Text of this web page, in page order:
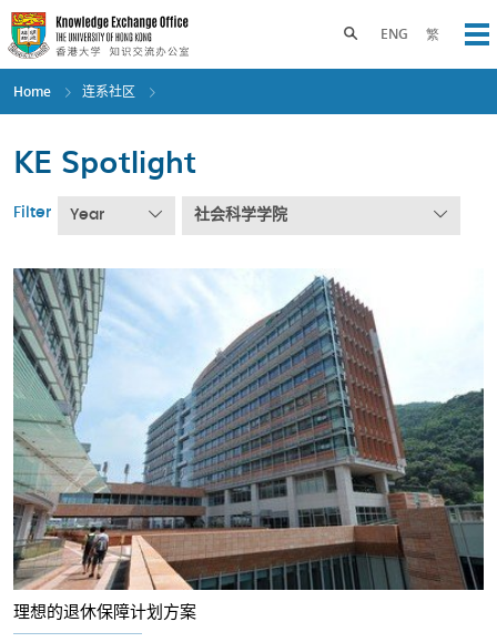
Skip
to
main
content
ENG 繁
Toggle search panel
Home 连系社区
KE Spotlight
Filter Year 社会科学学院
理想的退休保障计划方案